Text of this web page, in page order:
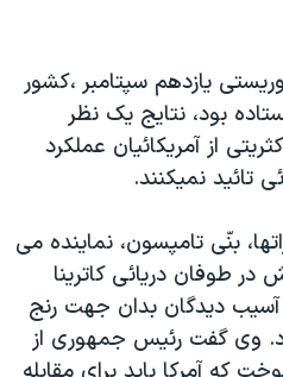
ایران
يازدهم سپتامبر ،کشور
بود، نتايج يک نظر
از آمريکائيان عملکرد
تائيد نميکنند.
بنّی تامپسون، نماينده می
طوفان دريائی کاترينا
ديدگان بدان جهت رنج
وی گفت رئيس جمهوری از